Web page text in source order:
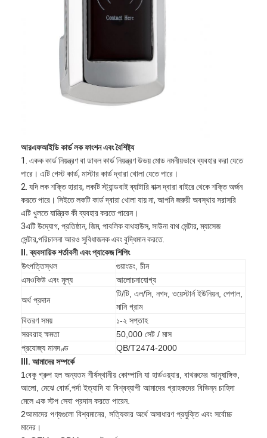
আরএফআইডি কার্ড লক ফাংশন এবং বৈশিষ্ট্য
1. একক কার্ড নিয়ন্ত্রণ বা ডাবল কার্ড নিয়ন্ত্রণ উভয় মোড নমনীয়ভাবে ব্যবহার করা যেতে
পারে। এটি গেস্ট কার্ড, মাস্টার কার্ড দ্বারা খোলা যেতে পারে।
2. যদি লক শক্তি হারায়, লকটি স্ট্যান্ডবাই ব্যাটারি বাক্স দ্বারা বাইরে থেকে শক্তি অর্জন
করতে পারে। সিইতে লকটি কার্ড দ্বারা খোলা যায় না, আপনি জরুরী অবস্থায় সরাসরি
এটি খুলতে যান্ত্রিক কী ব্যবহার করতে পারেন।
3এটি উদ্যোগ, প্রতিষ্ঠান, জিম, পাবলিক বাথহাউস, সাউনা বাথ সেন্টার, ম্যাসেজ
সেন্টার,পরিচালনা আরও সুবিধাজনক এবং বুদ্ধিমান করতে.
II. ব্যবসায়িক শর্তাবলী এবং প্যাকেজ শিপিং
উৎপত্তিস্থল
গুয়াংডং, চীন
এমওকিউ এবং মূল্য
আলোচনাযোগ্য
অর্থ প্রদান
টি/টি, এল/সি, নগদ, ওয়েস্টার্ন ইউনিয়ন, পেপাল,
মানি গ্রাম
বিতরণ সময়
১-২ সপ্তাহ
সরবরাহ ক্ষমতা
50,000 সেট / মাস
প্রযোজ্য মানদণ্ড
QB/T2474-2000
III. আমাদের সম্পর্কে
1বেকু গ্রুপ হল অন্যতম শীর্ষস্থানীয় কোম্পানি যা হার্ডওয়্যার, বাথরুমের আনুষাঙ্গিক,
আলো, মেঝে বোর্ড,পর্দা ইত্যাদি যা বিশ্বব্যাপী আমাদের গ্রাহকদের বিভিন্ন চাহিদা
মেলে এক স্টপ সেবা প্রদান করতে পারেন.
2আমাদের পণ্যগুলো বিশ্বমানের, সত্যিকার অর্থে অসাধারণ প্রযুক্তি এবং সর্বোচ্চ
মানের।